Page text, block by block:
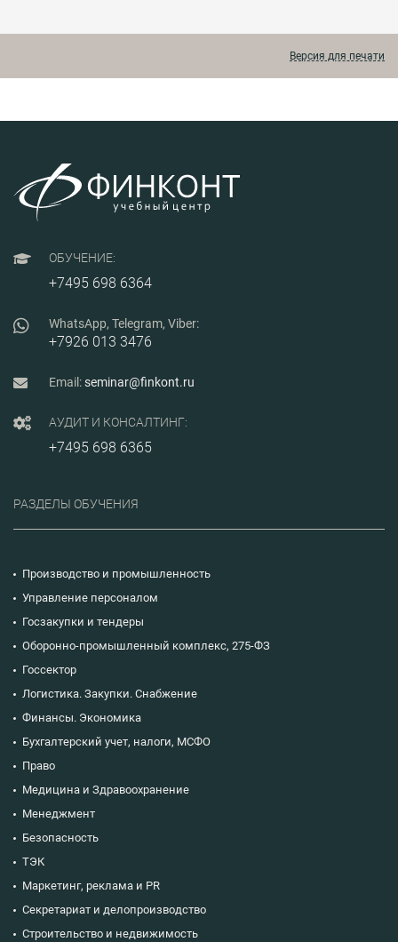
законодательства 2026Версия для печати
ОБУЧЕНИЕ:
+7495 698 6364
WhatsApp, Telegram, Viber:
+7926 013 3476
Email:seminar@finkont.ru
АУДИТ И КОНСАЛТИНГ:
+7495 698 6365
РАЗДЕЛЫ ОБУЧЕНИЯ
Производство и промышленность
Управление персоналом
Госзакупки и тендеры
Оборонно-промышленный комплекс, 275-ФЗ
Госсектор
Логистика. Закупки. Снабжение
Финансы. Экономика
Бухгалтерский учет, налоги, МСФО
Право
Медицина и Здравоохранение
Менеджмент
Безопасность
ТЭК
Маркетинг, реклама и PR
Секретариат и делопроизводство
Строительство и недвижимость